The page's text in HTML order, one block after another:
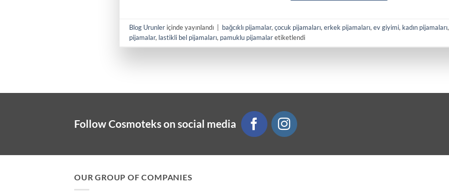
Blog Urunler içinde yayınlandı bağcıklı pijamalar,çocuk pijamaları,erkek pijamaları,ev giyimi, kadın pijamaları,
pijamalar, lastikli bel pijamaları, pamuklu pijamalaretiketlendi
Follow Cosmoteks on social media
OUR GROUP OF COMPANIES